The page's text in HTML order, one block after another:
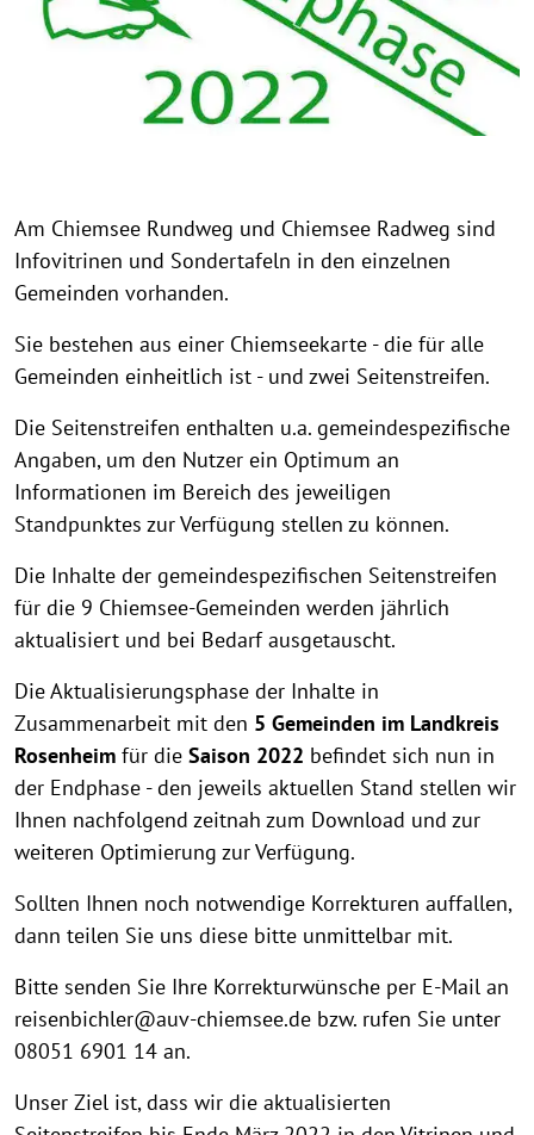
Am Chiemsee Rundweg und Chiemsee Radweg sind
Infovitrinen und Sondertafeln in den einzelnen
Gemeinden vorhanden.
Sie bestehen aus einer Chiemseekarte - die für alle
Gemeinden einheitlich ist - und zwei Seitenstreifen.
Die Seitenstreifen enthalten u.a. gemeindespezifische
Angaben, um den Nutzer ein Optimum an
Informationen im Bereich des jeweiligen
Standpunktes zur Verfügung stellen zu können.
Die Inhalte der gemeindespezifischen Seitenstreifen
für die 9 Chiemsee-Gemeinden werden jährlich
aktualisiert und bei Bedarf ausgetauscht.
Die Aktualisierungsphase der Inhalte in
Zusammenarbeit mit den 5 Gemeinden im Landkreis
Rosenheim für die Saison 2022 befindet sich nun in
der Endphase - den jeweils aktuellen Stand stellen wir
Ihnen nachfolgend zeitnah zum Download und zur
weiteren Optimierung zur Verfügung.
Sollten Ihnen noch notwendige Korrekturen auffallen,
dann teilen Sie uns diese bitte unmittelbar mit.
Bitte senden Sie Ihre Korrekturwünsche per E-Mail an
reisenbichler@auv-chiemsee.de bzw. rufen Sie unter
08051 6901 14 an.
Unser Ziel ist, dass wir die aktualisierten